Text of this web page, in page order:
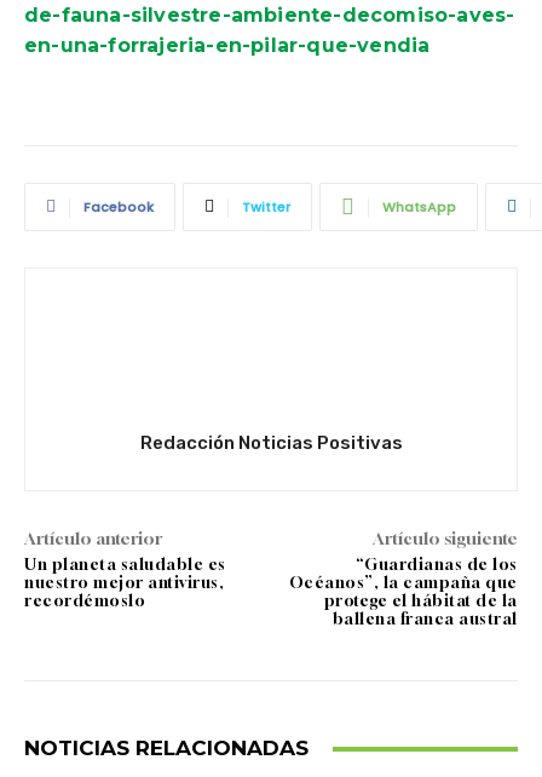
de-fauna-silvestre-ambiente-decomiso-aves-
en-una-forrajeria-en-pilar-que-vendia
Facebook Twitter WhatsApp
Redacción Noticias Positivas
Artículo anterior
Un planeta saludable es
nuestro mejor antivirus,
recordémoslo
Artículo siguiente
“Guardianas de los
Océanos”, la campaña que
protege el hábitat de la
ballena franca austral
NOTICIAS RELACIONADAS